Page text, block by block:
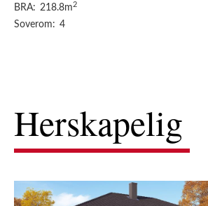
BRA: 218.8m 2
Soverom: 4
Herskapelig